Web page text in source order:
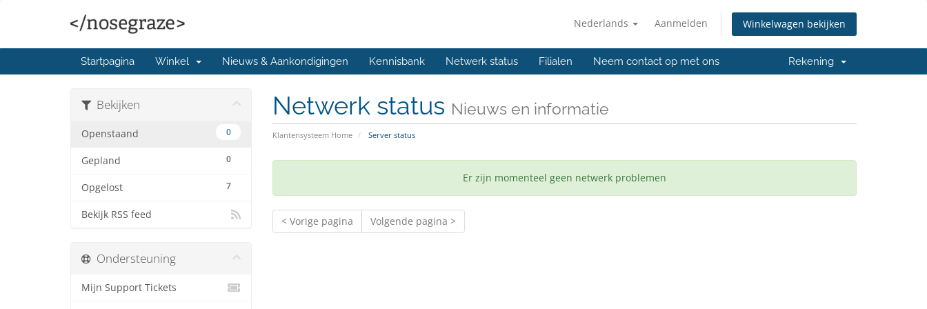
Nederlands Aanmelden Winkelwagen bekijken
Startpagina Winkel Nieuws & Aankondigingen Kennisbank Netwerk status Filialen Neem contact op met ons Rekening
Netwerk status Nieuws en informatie
Klantensysteem Home Server status
Bekijken
0
Openstaand
0
Gepland
7
Opgelost
Bekijk RSS feed
Er zijn momenteel geen netwerk problemen
< Vorige pagina Volgende pagina >
Ondersteuning
Mijn Support Tickets